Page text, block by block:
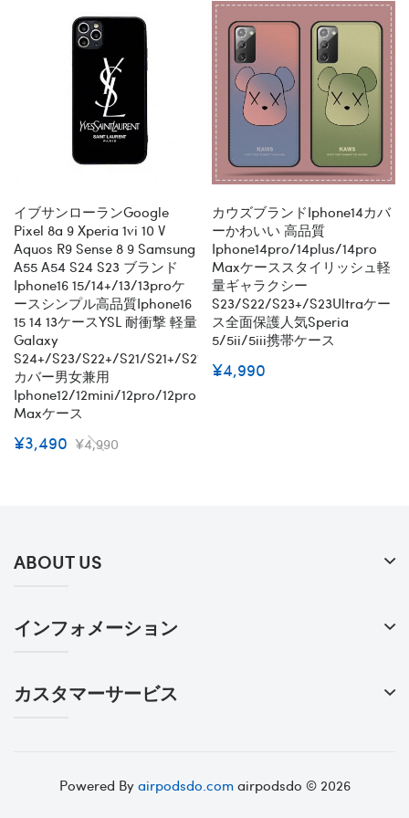
イブサンローランgoogle
Pixel 8a 9 Xperia 1vi 10 V
Aquos R9 Sense 8 9 Samsung
A55 A54 S24 S23 ブランド
Iphone16 15/14+/13/13proケ
ースシンプル高品質iphone16
15 14 13ケースYSL 耐衝撃 軽量
Galaxy
S24+/S23/S22+/S21/S21+/S21U/S21FE
カバー男女兼用
Iphone12/12mini/12pro/12pro
Maxケース
¥3,490 ¥4,990
カウズブランドiphone14カバ
ーかわいい 高品質
Iphone14pro/14plus/14pro
Maxケーススタイリッシュ軽
量ギャラクシー
S23/S22/S23+/S23Ultraケー
ス全面保護人気Speria
5/5ii/5iii携帯ケース
¥4,990
ABOUT US
インフォメーション
カスタマーサービス
Powered Byairpodsdo.comairpodsdo © 2026